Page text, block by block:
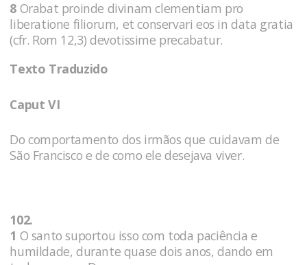
8 Orabat proinde divinam clementiam pro
liberatione filiorum, et conservari eos in data gratia
(cfr. Rom 12,3) devotissime precabatur.
Texto Traduzido
Caput VI
Do comportamento dos irmãos que cuidavam de
São Francisco e de como ele desejava viver.
102.
1 O santo suportou isso com toda paciência e
humildade, durante quase dois anos, dando em